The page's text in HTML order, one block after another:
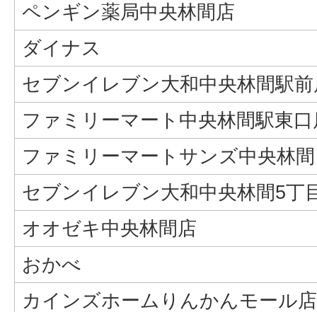
ペンギン薬局中央林間店
ダイナス
セブンイレブン大和中央林間駅
ファミリーマート中央林間駅東口
ファミリーマートサンズ中央林
セブンイレブン大和中央林間5丁
オオゼキ中央林間店
おかべ
カインズホームりんかんモール店